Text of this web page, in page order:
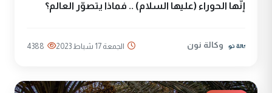
إنّها الحوراء (عليها السلام) .. فماذا يتصوّر العالم؟
وكالة نون الجمعة 17 شباط 2023 4388